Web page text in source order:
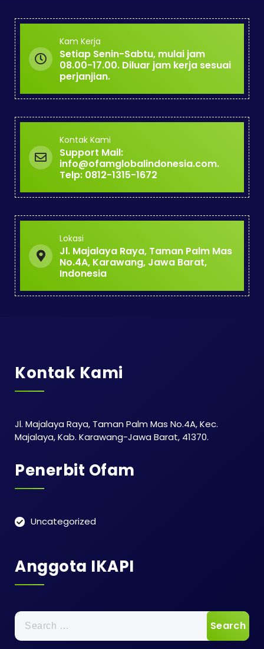
Kam Kerja
Setiap Senin-Sabtu, mulai jam
08.00-17.00. Diluar jam kerja sesuai
perjanjian.
Kontak Kami
Support Mail:
info@ofamglobalindonesia.com.
Telp: 0812-1315-1672
Lokasi
Jl. Majalaya Raya, Taman Palm Mas
No.4A, Karawang, Jawa Barat,
Indonesia
Kontak Kami
Jl. Majalaya Raya, Taman Palm Mas No.4A, Kec.
Majalaya, Kab. Karawang-Jawa Barat, 41370.
Penerbit Ofam
Uncategorized
Anggota IKAPI
Search
for: